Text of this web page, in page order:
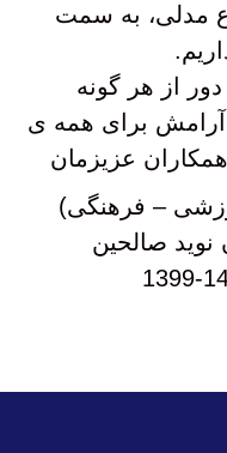
مدلی، به سمت
از هر گونه
آرامش برای همه ی
عزیزمان
– فرهنگی)
صالحین